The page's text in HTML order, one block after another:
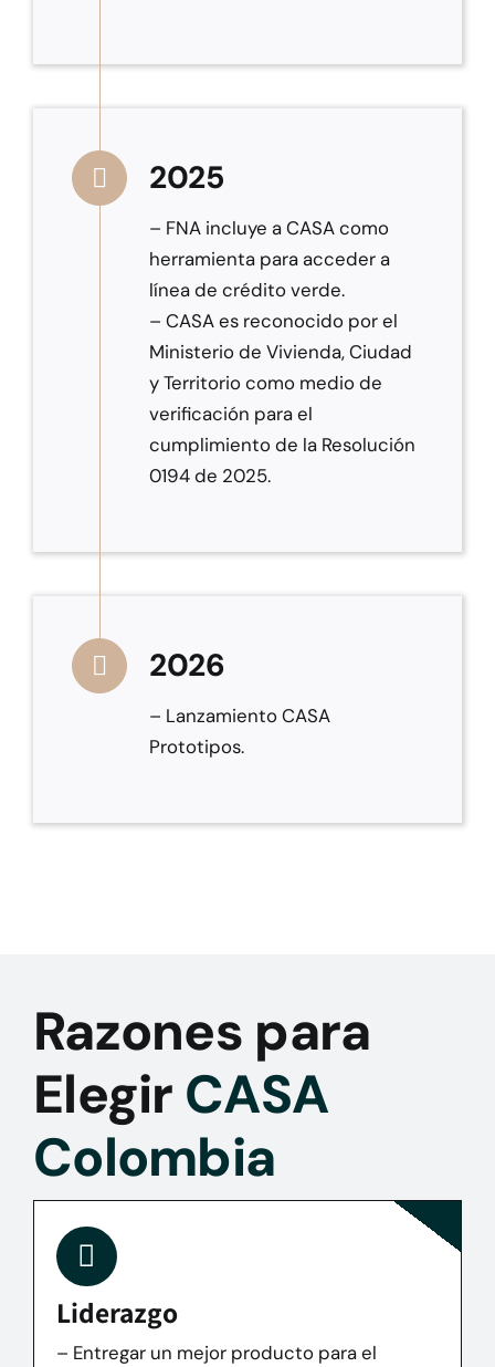
2025
– FNA incluye a CASA como
herramienta para acceder a
línea de crédito verde.
– CASA es reconocido por el
Ministerio de Vivienda, Ciudad
y Territorio como medio de
verificación para el
cumplimiento de la Resolución
0194 de 2025.
2026
– Lanzamiento CASA
Prototipos.
Razones para
Elegir CASA
Colombia
Liderazgo
– Entregar un mejor producto para el